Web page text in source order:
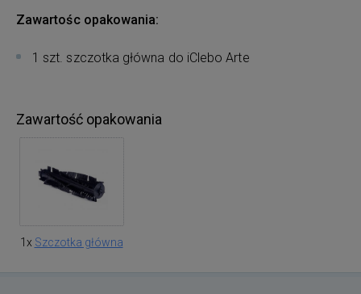
Zawartośc opakowania:
1 szt. szczotka główna do iClebo Arte
Zawartość opakowania
1x Szczotka główna